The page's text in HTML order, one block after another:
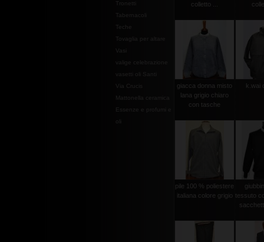
Tabernacoli
valige celebrazione
Mattonella ceramica
Essenze e profumi e
colletto ...
giacca donna misto
lana grigio chiaro
con tasche
k.wai
pile 100 % poliestere
italiana colore grigio
tessuto